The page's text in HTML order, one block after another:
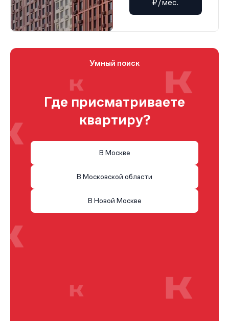
₽/мес.
Умный поиск
Где присматриваете
квартиру?
В Москве
В Московской области
В Новой Москве